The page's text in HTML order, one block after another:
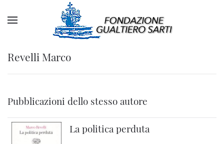
Revelli Marco
Pubblicazioni dello stesso autore
La politica perduta